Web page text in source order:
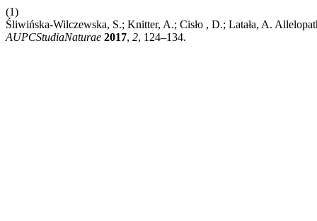
(1)
Śliwińska-Wilczewska, S.; Knitter, A.; Cisło , D.; Latała, A.
AUPCStudiaNaturae 2017, 2, 124–134.